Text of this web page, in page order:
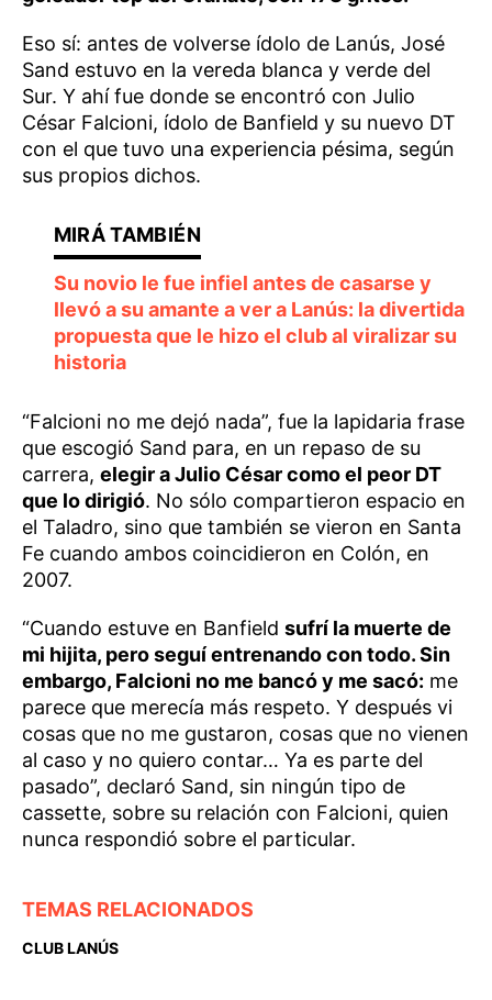
Eso sí: antes de volverse ídolo de Lanús, José
Sand estuvo en la vereda blanca y verde del
Sur. Y ahí fue donde se encontró con Julio
César Falcioni, ídolo de Banfield y su nuevo DT
con el que tuvo una experiencia pésima, según
sus propios dichos.
Su novio le fue infiel antes de casarse y
llevó a su amante a ver a Lanús: la divertida
propuesta que le hizo el club al viralizar su
historia
“Falcioni no me dejó nada”, fue la lapidaria frase
que escogió Sand para, en un repaso de su
carrera, elegir a Julio César como el peor DT
que lo dirigió. No sólo compartieron espacio en
el Taladro, sino que también se vieron en Santa
Fe cuando ambos coincidieron en Colón, en
2007.
“Cuando estuve en Banfield sufrí la muerte de
mi hijita, pero seguí entrenando con todo. Sin
embargo, Falcioni no me bancó y me sacó: me
parece que merecía más respeto. Y después vi
cosas que no me gustaron, cosas que no vienen
al caso y no quiero contar… Ya es parte del
pasado”, declaró Sand, sin ningún tipo de
cassette, sobre su relación con Falcioni, quien
nunca respondió sobre el particular.
TEMAS RELACIONADOS
CLUB LANÚS